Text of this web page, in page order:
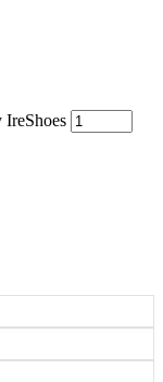
IreShoes